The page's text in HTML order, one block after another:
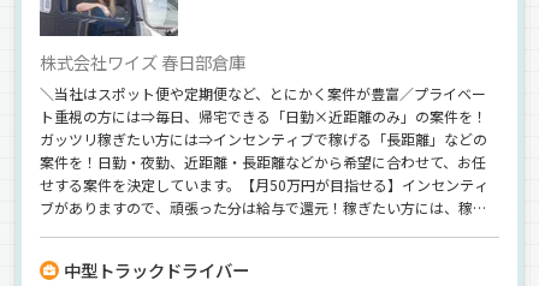
株式会社ワイズ 春日部倉庫
＼当社はスポット便や定期便など、とにかく案件が豊富／プライベー
ト重視の方には⇒毎日、帰宅できる「日勤×近距離のみ」の案件を！
ガッツリ稼ぎたい方には⇒インセンティブで稼げる「長距離」などの
案件を！日勤・夜勤、近距離・長距離などから希望に合わせて、お任
せする案件を決定しています。【月50万円が目指せる】インセンティ
ブがありますので、頑張った分は給与で還元！稼ぎたい方には、稼げ
中型トラックドライバー